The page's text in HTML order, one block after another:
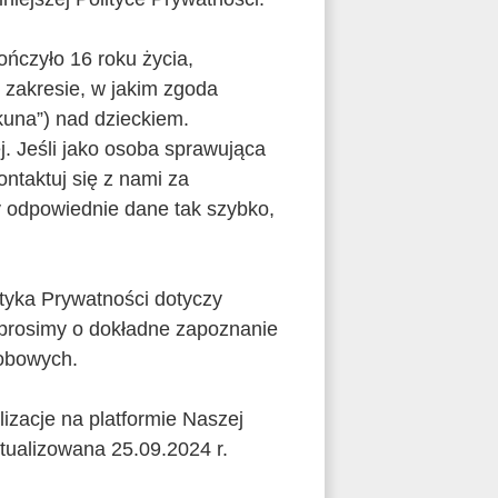
16 roku życia,
w jakim zgoda
nad dzieckiem.
Jeśli jako osoba sprawująca
się z nami za
dane tak szybko,
Prywatności dotyczy
o dokładne zapoznanie
na platformie Naszej
25.09.2024 r.